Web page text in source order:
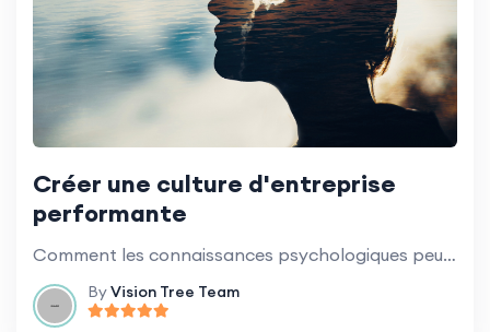
Créer une culture d'entreprise
performante
Comment les connaissances psychologiques peuvent aider à construire une culture du succès.
ByVision Tree Team